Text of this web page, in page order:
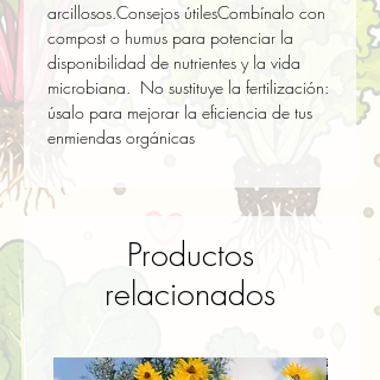
arcillosos.Consejos útilesCombínalo con
compost o humus para potenciar la
disponibilidad de nutrientes y la vida
microbiana.  No sustituye la fertilización:
úsalo para mejorar la eficiencia de tus
enmiendas orgánicas
Productos
relacionados